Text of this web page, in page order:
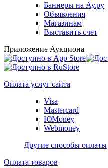
Баннеры на Ау.ру
Объявления
Магазинам
Выставить счет
Приложение Аукциона
Оплата услуг сайта
Visa
Mastercard
ЮMoney
Webmoney
Другие способы оплаты
Оплата товаров